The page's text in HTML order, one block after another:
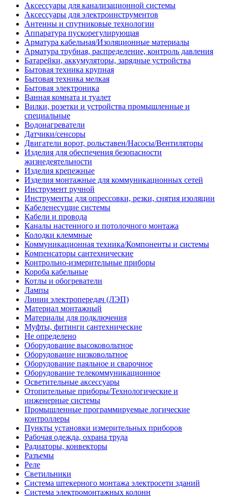
Аксессуары для канализационной системы
Аксессуары для электроинструментов
Антенны и спутниковые технологии
Аппаратура пускорегулирующая
Арматура кабельная/Изоляционные материалы
Арматура трубная, распределение, контроль давления
Батарейки, аккумуляторы, зарядные устройства
Бытовая техника крупная
Бытовая техника мелкая
Бытовая электроника
Ванная комната и туалет
Вилки, розетки и устройства промышленные и
специальные
Водонагреватели
Датчики/сенсоры
Двигатели ворот, рольставен/Насосы/Вентиляторы
Изделия для обеспечения безопасности
жизнедеятельности
Изделия крепежные
Изделия монтажные для коммуникационных сетей
Инструмент ручной
Инструменты для опрессовки, резки, снятия изоляции
Кабеленесущие системы
Кабели и провода
Каналы настенного и потолочного монтажа
Колодки клеммные
Коммуникационная техника/Компоненты и системы
Компенсаторы сантехнические
Контрольно-измерительные приборы
Короба кабельные
Котлы и обогреватели
Лампы
Линии электропередач (ЛЭП)
Материал монтажный
Материалы для подключения
Муфты, фитинги сантехнические
Не определено
Оборудование высоковольтное
Оборудование низковольтное
Оборудование паяльное и сварочное
Оборудование телекоммуникационное
Осветительные аксессуары
Отопительные приборы/Технологические и
инженерные системы
Промышленные программируемые логические
контроллеры
Пункты установки измерительных приборов
Рабочая одежда, охрана труда
Радиаторы, конвекторы
Разъемы
Реле
Светильники
Система штекерного монтажа электросети зданий
Система электромонтажных колонн